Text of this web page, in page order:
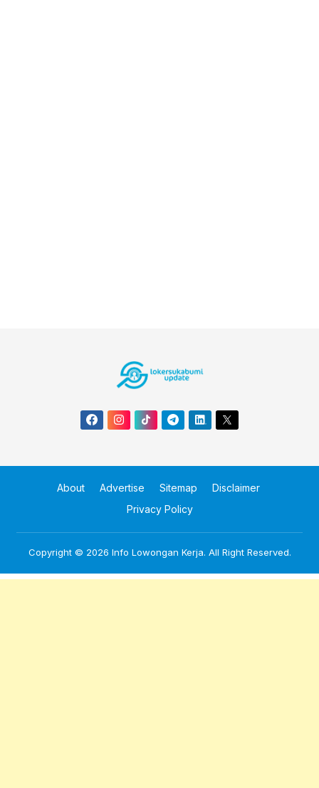
About Advertise Sitemap
Disclaimer
Privacy Policy
Copyright © 2026 Info Lowongan Kerja. All Right Reserved.